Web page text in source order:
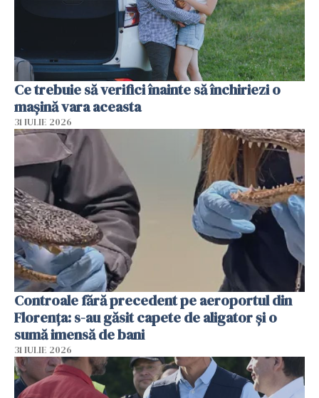
Ce trebuie să verifici înainte să închiriezi o
mașină vara aceasta
31 IULIE 2026
Controale fără precedent pe aeroportul din
Florența: s-au găsit capete de aligator și o
sumă imensă de bani
31 IULIE 2026